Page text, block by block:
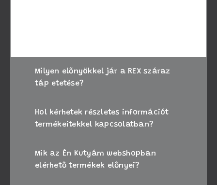
Milyen előnyökkel jár a REX száraz
táp etetése?
Hol kérhetek részletes információt
termékeitekkel kapcsolatban?
Mik az Én Kutyám webshopban
elérhető termékek előnyei?